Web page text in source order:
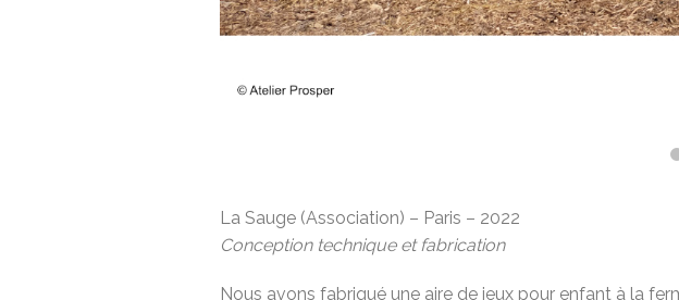
La Sauge (Association) – Paris – 2022
Conception technique et fabrication
Nous avons fabriqué une aire de jeux pour enfant à la